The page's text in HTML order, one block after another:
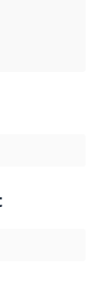
eller